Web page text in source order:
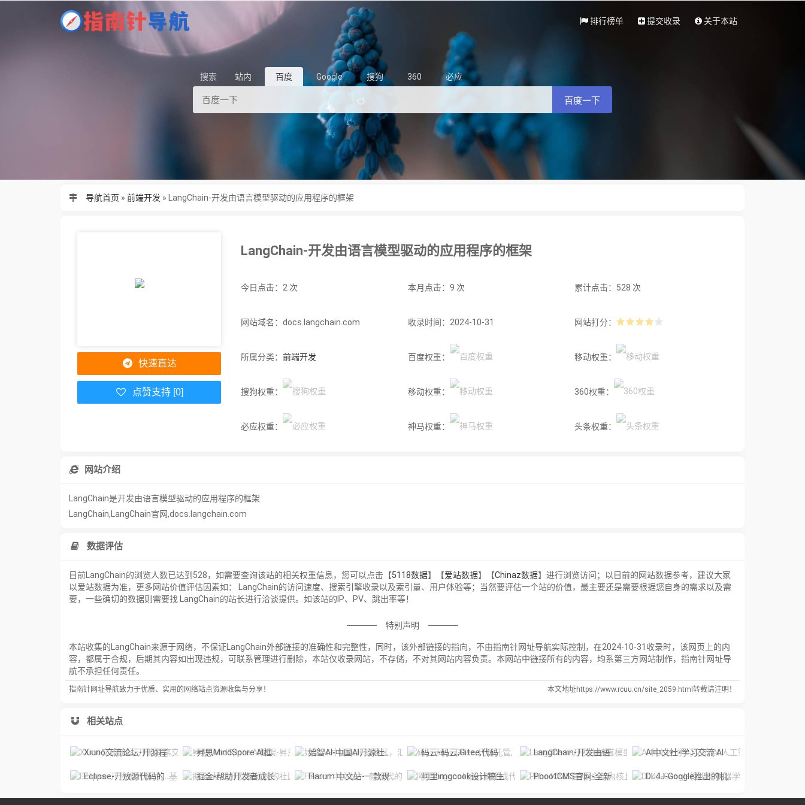
排行榜单 提交收录 关于本站
搜索 站内 百度 Google 搜狗 360 必应
百度一下
导航首页 » 前端开发 » LangChain-开发由语言模型驱动的应用程序的框架
LangChain-开发由语言模型驱动的应用程序的框架
今日点击：2 次 本月点击：9 次 累计点击：528 次
网站域名：docs.langchain.com 收录时间：2024-10-31 网站打分：
所属分类： 前端开发 百度权重： 移动权重：
搜狗权重： 移动权重： 360权重：
必应权重： 神马权重： 头条权重：
快速直达
点赞支持 [0]
网站介绍
LangChain是开发由语言模型驱动的应用程序的框架
LangChain,LangChain官网,docs.langchain.com
数据评估
目前LangChain的浏览人数已达到528，如需要查询该站的相关权重信息，您可以点击【5118数据】【爱站数据】【Chinaz数据】进行浏览访问；以目前的网站数据参考，建议大家
以爱站数据为准，更多网站价值评估因素如： LangChain的访问速度、搜索引擎收录以及索引量、用户体验等；当然要评估一个站的价值，最主要还是需要根据您自身的需求以及需
要，一些确切的数据则需要找 LangChain的站长进行洽谈提供。如该站的IP、PV、跳出率等！
特别声明
本站收集的LangChain来源于网络，不保证LangChain外部链接的准确性和完整性，同时，该外部链接的指向，不由指南针网址导航实际控制，在2024-10-31收录时，该网页上的内
容，都属于合规，后期其内容如出现违规，可联系管理进行删除，本站仅收录网站，不存储，不对其网站内容负责。本网站中链接所有的内容，均系第三方网站制作，指南针网址导
航不承担任何责任。
指南针网址导航致力于优质、实用的网络站点资源收集与分享！ 本文地址https://www.rcuu.cn/site_2059.html转载请注明！
相关站点
Xiuno交流论坛-开源程序交流论坛 昇思MindSpore AI框架-昇思MindSpore是由华为自研的一种适用于端边云场景的新 始智AI-中国AI开源社区，汇聚开源模型和数据集等资源，让AI资源更方 码云-码云,Gitee,代码托管, LangChain-开发由语言模型驱动的应用程序的框架 AI中文社-学习交流 AI 人工智能技术的中文社区
Eclipse-开放源代码的、基于 Java 的可扩展开发平台 掘金-帮助开发者成长的社区 Flarum 中文站-一款现代的，优雅的，简洁的，强大的论坛软件 阿里imgcook设计稿生成代码-阿里推出的免费设计稿智能生成前端代码 PbootCMS官网-全新内核且永久开源免费的PHP企业网站开发建设管理系统 DL4J-Google推出的机器学习和人工智能开源库